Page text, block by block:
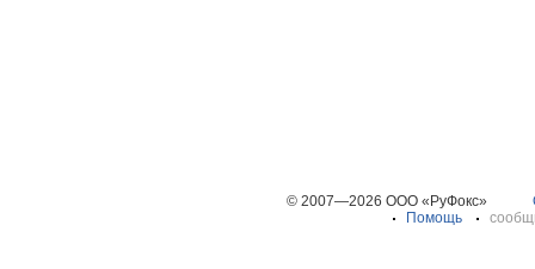
© 2007—2026 ООО «РуФокс»
Помощь